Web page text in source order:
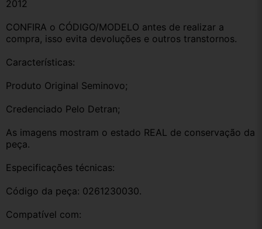
2012
CONFIRA o CÓDIGO/MODELO antes de realizar a
compra, isso evita devoluções e outros transtornos.
Características:
Produto Original Seminovo;
Credenciado Pelo Detran;
As imagens mostram o estado REAL de conservação da
peça.
Especificações técnicas:
Código da peça: 0261230030.
Compatível com: